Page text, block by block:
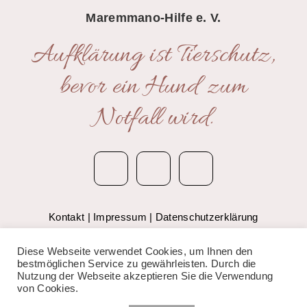
Maremmano-Hilfe e. V.
Aufklärung ist Tierschutz,
bevor ein Hund zum
Notfall wird.
Kontakt | Impressum | Datenschutzerklärung
© 2020 Anima Bianca – Maremmano-Hilfe e.V.
Diese Webseite verwendet Cookies, um Ihnen den
bestmöglichen Service zu gewährleisten. Durch die
Nutzung der Webseite akzeptieren Sie die Verwendung
von Cookies.